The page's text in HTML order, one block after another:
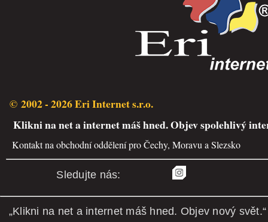
© 2002 - 2026 Eri Internet s.r.o.
Klikni na net a internet máš hned. Objev spolehlivý
Kontakt na obchodní oddělení pro Čechy, Moravu a Slezsko
Sledujte nás:
„Klikni na net a internet máš hned. Objev nový svět.“